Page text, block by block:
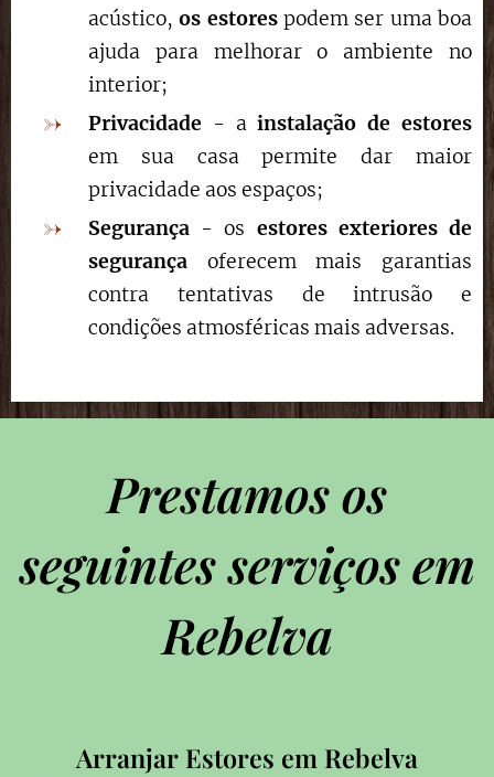
acústico,os estorespodem ser uma boa
ajuda para melhorar o ambiente no
interior;
Privacidade - ainstalação de estores
em sua casa permite dar maior
privacidade aos espaços;
Segurança - os estores exteriores de
segurança oferecem mais garantias
contra tentativas de intrusão e
condições atmosféricas mais adversas.
Prestamos os
seguintes serviços em
Rebelva
Arranjar Estores em Rebelva